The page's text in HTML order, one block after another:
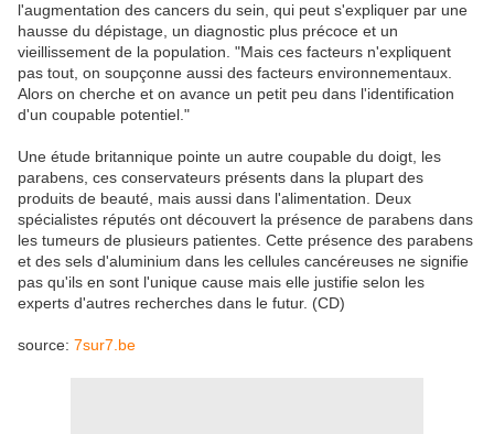
l'augmentation des cancers du sein, qui peut s'expliquer par une
hausse du dépistage, un diagnostic plus précoce et un
vieillissement de la population. "Mais ces facteurs n'expliquent
pas tout, on soupçonne aussi des facteurs environnementaux.
Alors on cherche et on avance un petit peu dans l'identification
d'un coupable potentiel."
Une étude britannique pointe un autre coupable du doigt, les
parabens, ces conservateurs présents dans la plupart des
produits de beauté, mais aussi dans l'alimentation. Deux
spécialistes réputés ont découvert la présence de parabens dans
les tumeurs de plusieurs patientes. Cette présence des parabens
et des sels d'aluminium dans les cellules cancéreuses ne signifie
pas qu'ils en sont l'unique cause mais elle justifie selon les
experts d'autres recherches dans le futur. (CD)
source: 7sur7.be